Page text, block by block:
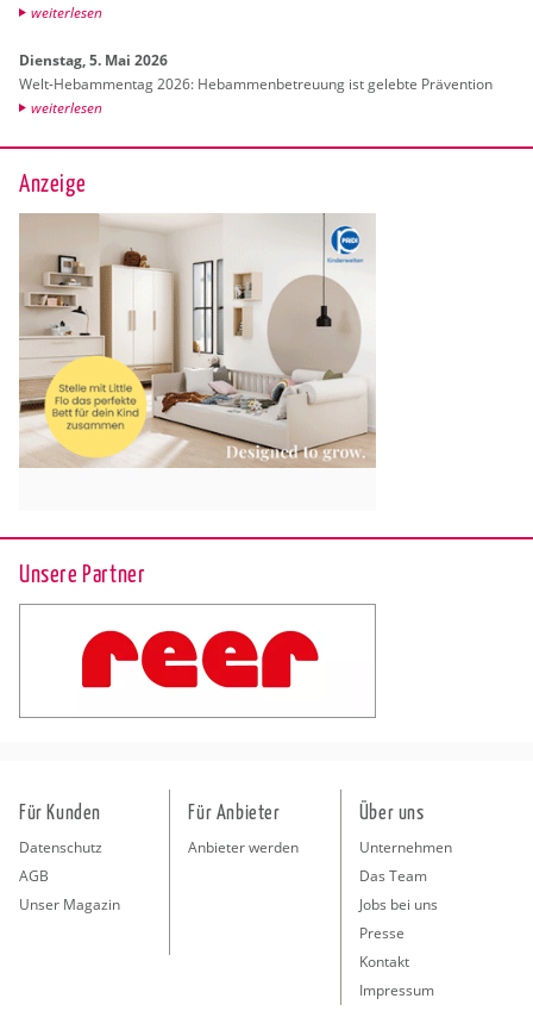
wei­ter­le­sen
Diens­tag, 5. Mai 2026
Welt-Heb­am­men­tag 2026: Heb­am­men­be­treu­ung ist ge­leb­te Prä­ven­ti­on
wei­ter­le­sen
Anzeige
Unsere Partner
Für Kunden
Datenschutz
AGB
Unser Magazin
Für Anbieter
Anbieter werden
Über uns
Unternehmen
Das Team
Jobs bei uns
Presse
Kontakt
Impressum